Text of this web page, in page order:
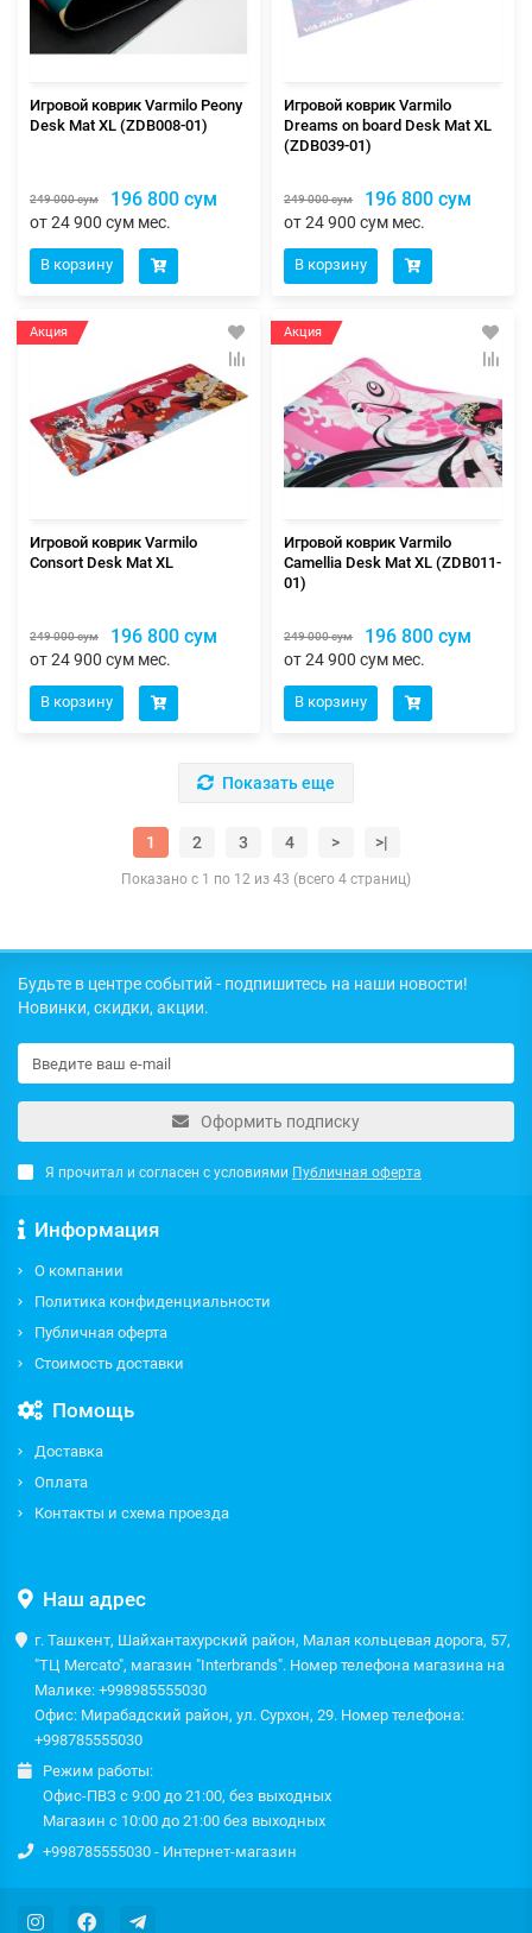
Игровой коврик Varmilo Peony
Desk Mat XL (ZDB008-01)
249 000 сум 196 800 сум
от 24 900 сум мес.
В корзину
Игровой коврик Varmilo
Dreams on board Desk Mat XL
(ZDB039-01)
249 000 сум 196 800 сум
от 24 900 сум мес.
В корзину
Акция
Игровой коврик Varmilo
Consort Desk Mat XL
249 000 сум 196 800 сум
от 24 900 сум мес.
В корзину
Акция
Игровой коврик Varmilo
Camellia Desk Mat XL (ZDB011-
01)
249 000 сум 196 800 сум
от 24 900 сум мес.
В корзину
Показать еще
1 2 3 4 > >|
Показано с 1 по 12 из 43 (всего 4 страниц)
Будьте в центре событий - подпишитесь на наши новости!
Новинки, скидки, акции.
Оформить подписку
Я прочитал и согласен с условиями Публичная оферта
Информация
О компании
Политика конфиденциальности
Публичная оферта
Стоимость доставки
Помощь
Доставка
Оплата
Контакты и схема проезда
Наш адрес
г. Ташкент, Шайхантахурский район, Малая кольцевая дорога, 57,
"ТЦ Mercato", магазин "Interbrands". Номер телефона магазина на
Малике: +998985555030
Офис: Мирабадский район, ул. Сурхон, 29. Номер телефона:
+998785555030
Режим работы:
Офис-ПВЗ с 9:00 до 21:00, без выходных
Магазин с 10:00 до 21:00 без выходных
+998785555030 - Интернет-магазин